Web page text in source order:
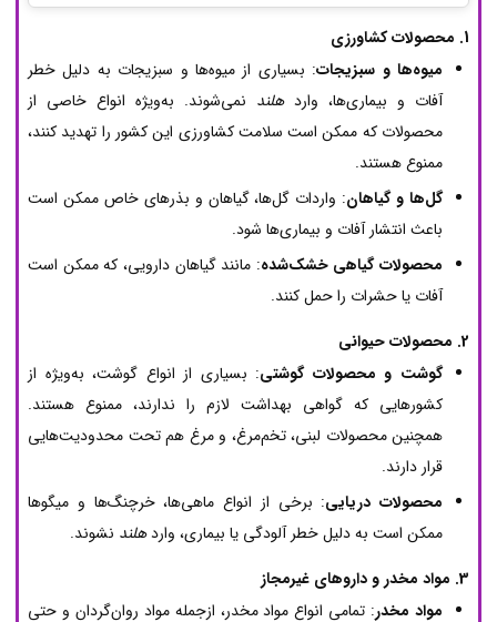
1. محصولات کشاورزی
میوه‌ها و سبزیجات: بسیاری از میوه‌ها و سبزیجات به دلیل خطر
آفات و بیماری‌ها، واردهلند نمی‌شوند. به‌ویژه انواع خاصی از
محصولات که ممکن است سلامت کشاورزی این کشور را تهدید کنند،
ممنوع هستند.
گل‌ها و گیاهان: واردات گل‌ها، گیاهان و بذرهای خاص ممکن است
باعث انتشار آفات و بیماری‌ها شود.
محصولات گیاهی خشک‌شده: مانند گیاهان دارویی، که ممکن است
آفات یا حشرات را حمل کنند.
2. محصولات حیوانی
گوشت و محصولات گوشتی: بسیاری از انواع گوشت، به‌ویژه از
کشورهایی که گواهی بهداشت لازم را ندارند، ممنوع هستند.
همچنین محصولات لبنی، تخم‌مرغ، و مرغ هم تحت محدودیت‌هایی
قرار دارند.
محصولات دریایی: برخی از انواع ماهی‌ها، خرچنگ‌ها و میگوها
ممکن است به دلیل خطر آلودگی یا بیماری، واردهلند نشوند.
3. مواد مخدر و داروهای غیرمجاز
مواد مخدر: تمامی انواع مواد مخدر، ازجمله مواد روان‌گردان و حتی